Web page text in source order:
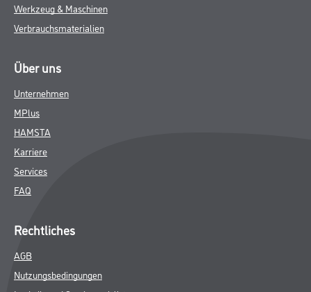
Werkzeug & Maschinen
Verbrauchsmaterialien
Über uns
Unternehmen
MPlus
HAMSTA
Karriere
Services
FAQ
Rechtliches
AGB
Nutzungsbedingungen